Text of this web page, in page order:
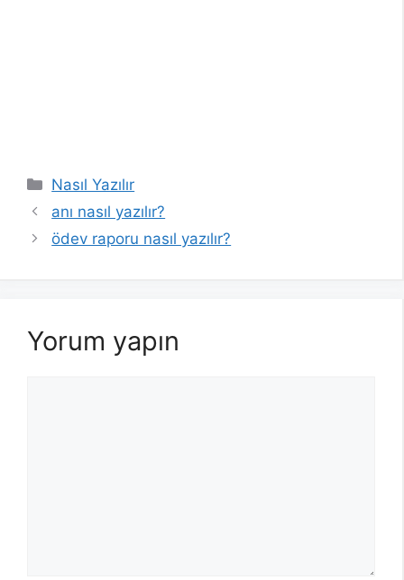
Kategoriler
Nasıl Yazılır
anı nasıl yazılır?
ödev raporu nasıl yazılır?
Yorum yapın